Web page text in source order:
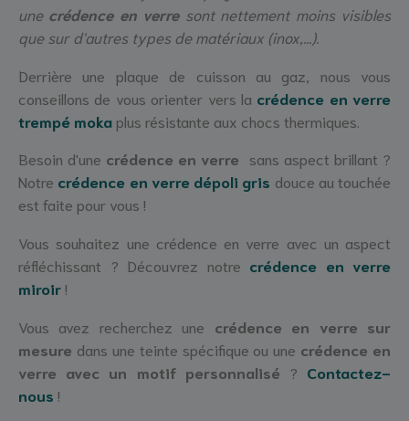
une crédence en verresont nettement moins visibles
que sur d'autres types de matériaux (inox,...).
Derrière une plaque de cuisson au gaz, nous vous
conseillons de vous orienter vers la crédence en verre
trempé mokaplus résistante aux chocs thermiques.
Besoin d'une crédence en verre sans aspect brillant ?
Notre crédence en verre dépoli gris douce au touchée
est faite pour vous !
Vous souhaitez une crédence en verre avec un aspect
réfléchissant ? Découvrez notre crédence en verre
miroir !
Vous avez recherchez une crédence en verre sur
mesure dans une teinte spécifique ou une crédence en
verre avec un motif personnalisé ? Contactez-
nous !